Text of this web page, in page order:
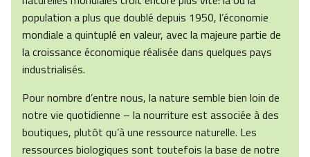
population a plus que doublé depuis 1950, l’économie
mondiale a quintuplé en valeur, avec la majeure partie de
la croissance économique réalisée dans quelques pays
industrialisés.
Pour nombre d’entre nous, la nature semble bien loin de
notre vie quotidienne – la nourriture est associée à des
boutiques, plutôt qu’à une ressource naturelle. Les
ressources biologiques sont toutefois la base de notre